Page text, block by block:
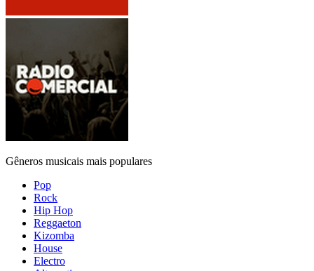
Gêneros musicais mais populares
Pop
Rock
Hip Hop
Reggaeton
Kizomba
House
Electro